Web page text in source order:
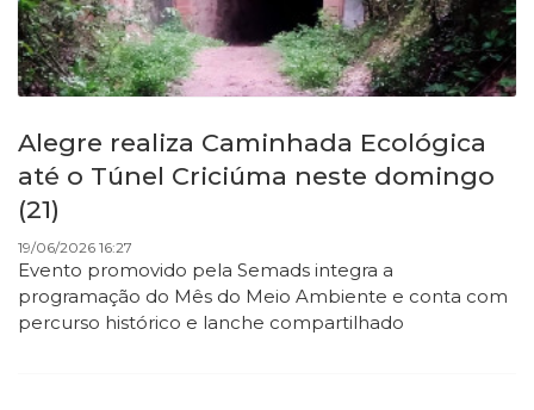
Alegre realiza Caminhada Ecológica
até o Túnel Criciúma neste domingo
(21)
19/06/2026 16:27
Evento promovido pela Semads integra a
programação do Mês do Meio Ambiente e conta com
percurso histórico e lanche compartilhado